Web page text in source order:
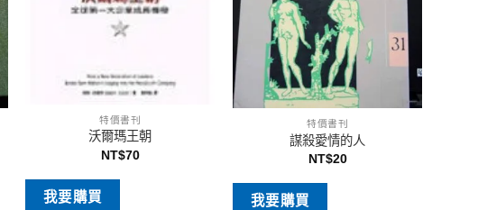
特價書刊
沃爾瑪王朝
NT$70
我要購買
特價書刊
謀殺愛情的人
NT$20
我要購買